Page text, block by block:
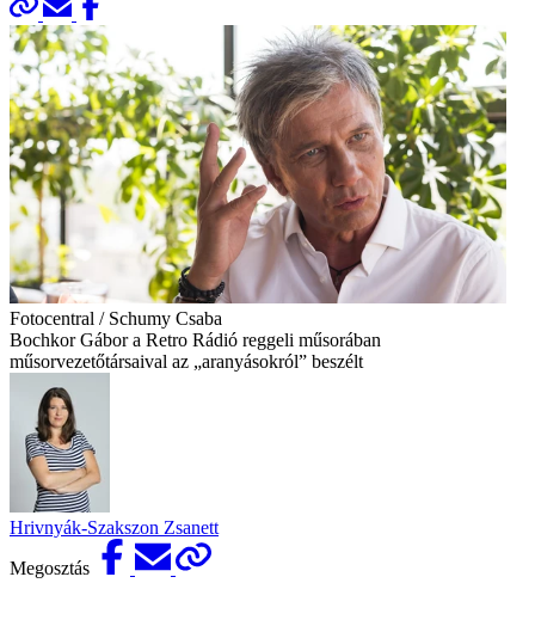
Fotocentral / Schumy Csaba
Bochkor Gábor a Retro Rádió reggeli műsorában
műsorvezetőtársaival az „aranyásokról” beszélt
Hrivnyák-Szakszon Zsanett
Megosztás